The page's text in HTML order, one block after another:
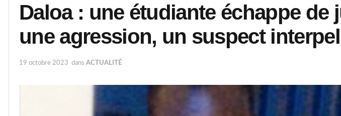
Daloa : une étudiante échappe de
une agression, un suspect
19 octobre 2023 dans ACTUALITÉ